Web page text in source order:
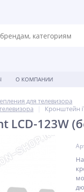
О КОМПАНИИ
для телевизора
Кронштейн
LCD-123W